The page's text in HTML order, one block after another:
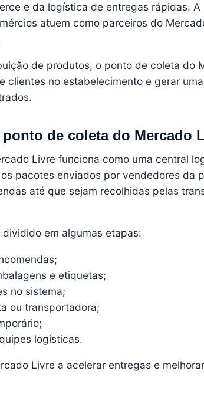
e da logística de entregas rápidas.
atuem como parceiros do
de produtos, o ponto de coleta do
clientes no estabelecimento e gerar
de coleta do Mercado
Livre funciona como uma central
pacotes enviados por vendedores da
até que sejam recolhidas pelas
em algumas etapas:
e etiquetas;
no sistema;
ou transportadora;
logísticas.
Livre a acelerar entregas e